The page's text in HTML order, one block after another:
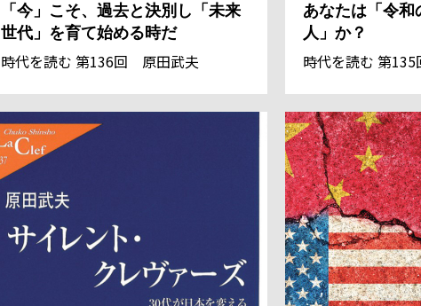
「今」こそ、過去と決別し「未来
世代」を育て始める時だ
時代を読む 第136回 原田武夫
あなたは「令和
人」か？
時代を読む 第